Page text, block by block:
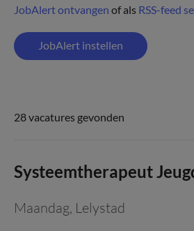
JobAlert ontvangen of als RSS-feed
JobAlert instellen
28 vacatures gevonden
Systeemtherapeut
Maandag, Lelystad